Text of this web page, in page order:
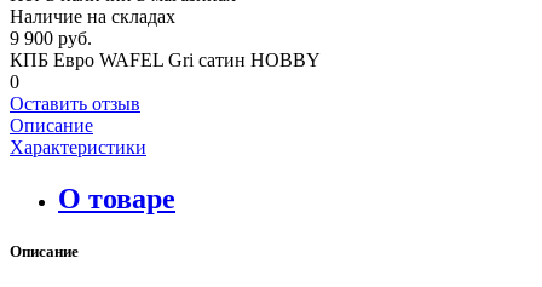
Наличие на складах
9 900 руб.
КПБ Евро WAFEL Gri сатин HOBBY
0
Оставить отзыв
Описание
Характеристики
О товаре
Описание